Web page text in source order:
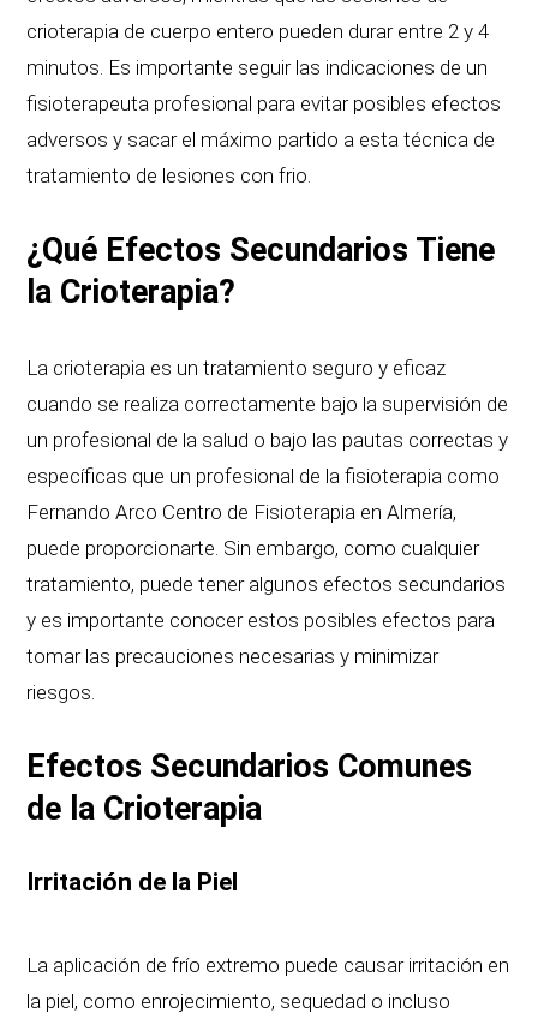
crioterapia de cuerpo entero pueden durar entre 2 y 4
minutos. Es importante seguir las indicaciones de un
fisioterapeuta profesional para evitar posibles efectos
adversos y sacar el máximo partido a esta técnica de
tratamiento de lesiones con frio.
¿Qué Efectos Secundarios Tiene
la Crioterapia?
La crioterapia es un tratamiento seguro y eficaz
cuando se realiza correctamente bajo la supervisión de
un profesional de la salud o bajo las pautas correctas y
específicas que un profesional de la fisioterapia como
Fernando Arco Centro de Fisioterapia en Almería,
puede proporcionarte. Sin embargo, como cualquier
tratamiento, puede tener algunos efectos secundarios
y es importante conocer estos posibles efectos para
tomar las precauciones necesarias y minimizar
riesgos.
Efectos Secundarios Comunes
de la Crioterapia
Irritación de la Piel
La aplicación de frío extremo puede causar irritación en
la piel, como enrojecimiento, sequedad o incluso